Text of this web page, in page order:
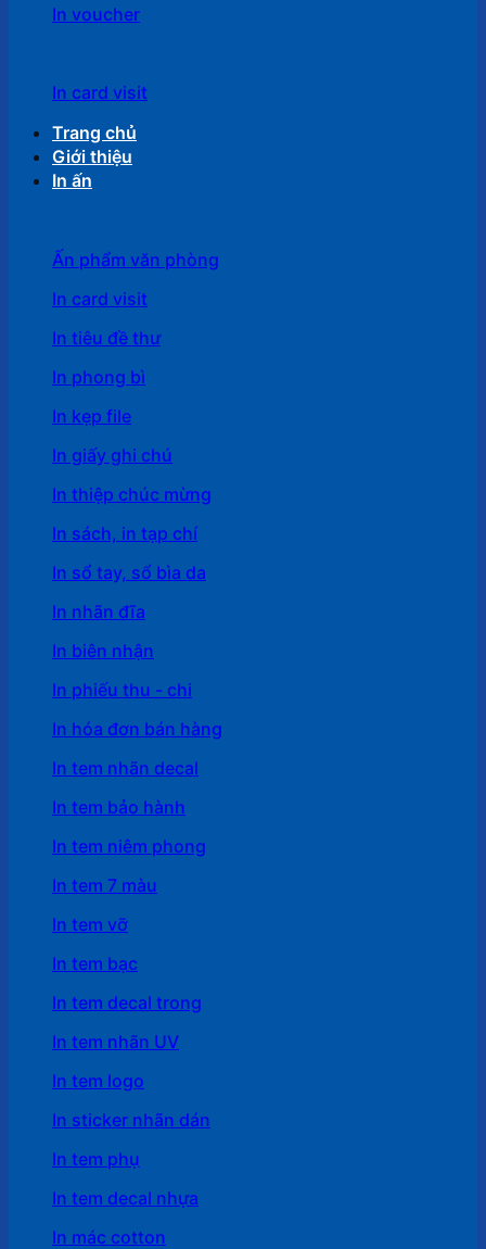
In voucher
In card visit
Trang chủ
Giới thiệu
In ấn
Ấn phẩm văn phòng
In card visit
In tiêu đề thư
In phong bì
In kẹp file
In giấy ghi chú
In thiệp chúc mừng
In sách, in tạp chí
In sổ tay, sổ bìa da
In nhãn đĩa
In biên nhận
In phiếu thu - chi
In hóa đơn bán hàng
In tem nhãn decal
In tem bảo hành
In tem niêm phong
In tem 7 màu
In tem vỡ
In tem bạc
In tem decal trong
In tem nhãn UV
In tem logo
In sticker nhãn dán
In tem phụ
In tem decal nhựa
In mác cotton